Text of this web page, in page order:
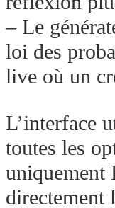
– Le
loi des
live où un
L’interface
toutes les
uniquement
directement